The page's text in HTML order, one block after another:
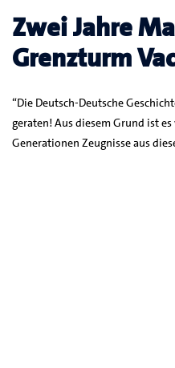
Zwei Jahre
Grenzturm
“Die Deutsch-Deutsche
geraten! Aus diesem Grund ist
Generationen Zeugnisse aus